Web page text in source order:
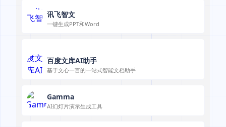
讯飞智文
一键生成PPT和Word
百度文库AI助手
基于文心一言的一站式智能文档助手
Gamma
AI幻灯片演示生成工具